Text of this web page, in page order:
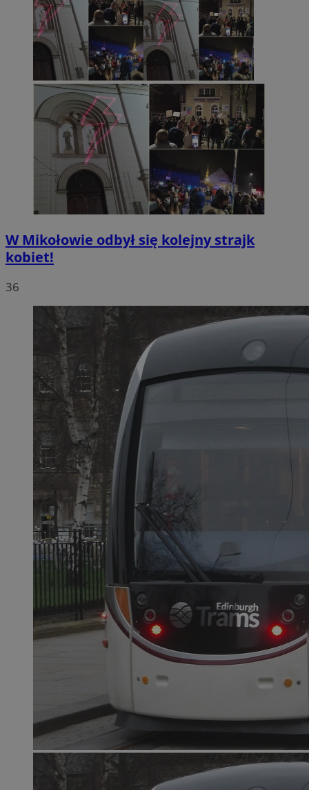
W Mikołowie odbył się kolejny strajk
kobiet!
36